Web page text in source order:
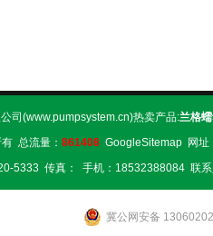
司(www.pumpsystem.cn)热卖产品:兰格
总流量： 861408 GoogleSitemap 网址
5333 传真： 手机：18532388084 联
冀公网安备